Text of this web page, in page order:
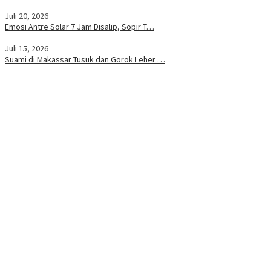
Juli 20, 2026
Emosi Antre Solar 7 Jam Disalip, Sopir T…
Juli 15, 2026
Suami di Makassar Tusuk dan Gorok Leher …